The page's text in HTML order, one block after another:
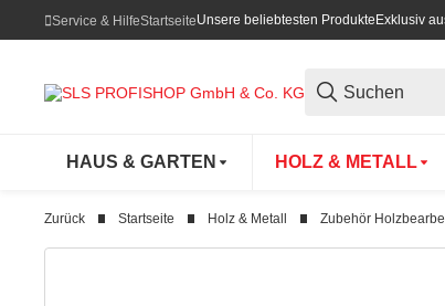
Service & HilfeStartseiteUnsere beliebtesten Produkte Exklusiv
HAUS & GARTEN HOLZ & METALL
Zurück Startseite Holz & Metall Zubehör